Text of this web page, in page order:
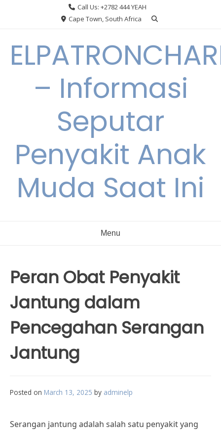
Call Us: +2782 444 YEAH
Cape Town, South Africa
– Informasi
Seputar
Penyakit Anak
Muda Saat Ini
Menu
Peran Obat Penyakit
Jantung dalam
Pencegahan Serangan
Jantung
Posted on March 13, 2025 by adminelp
Serangan jantung adalah salah satu penyakit yang